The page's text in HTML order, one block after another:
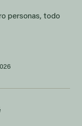
personas, todo